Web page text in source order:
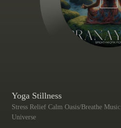
Yoga Stillness
Stress Relief Calm Oasis/Breathe Music
Universe